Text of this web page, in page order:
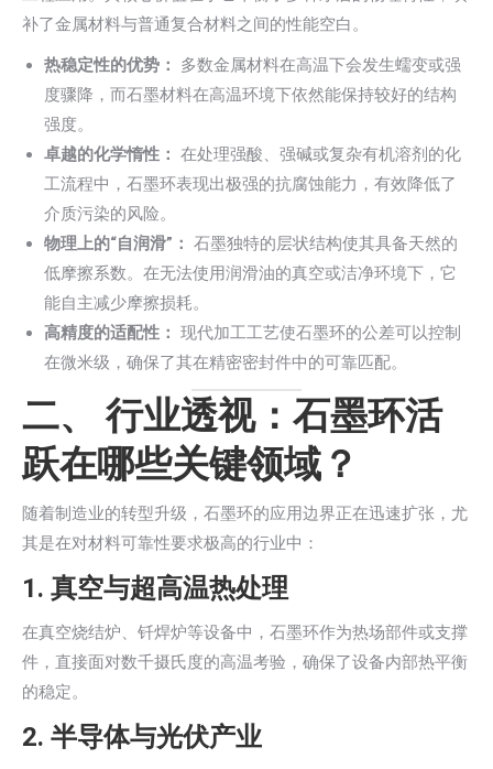
补了金属材料与普通复合材料之间的性能空白。
热稳定性的优势：
多数金属材料在高温下会发生蠕变或强
度骤降，而石墨材料在高温环境下依然能保持较好的结构
强度。
卓越的化学惰性： 在处理强酸、强碱或复杂有机溶剂的化
工流程中，石墨环表现出极强的抗腐蚀能力，有效降低了
介质污染的风险。
物理上的“自润滑”： 石墨独特的层状结构使其具备天然的
低摩擦系数。在无法使用润滑油的真空或洁净环境下，它
能自主减少摩擦损耗。
高精度的适配性： 现代加工工艺使石墨环的公差可以控制
在微米级，确保了其在精密密封件中的可靠匹配。
二、 行业透视：石墨环活
跃在哪些关键领域？
随着制造业的转型升级，石墨环的应用边界正在迅速扩张，尤
其是在对材料可靠性要求极高的行业中：
1. 真空与超高温热处理
在真空烧结炉、钎焊炉等设备中，石墨环作为热场部件或支撑
件，直接面对数千摄氏度的高温考验，确保了设备内部热平衡
的稳定。
2. 半导体与光伏产业